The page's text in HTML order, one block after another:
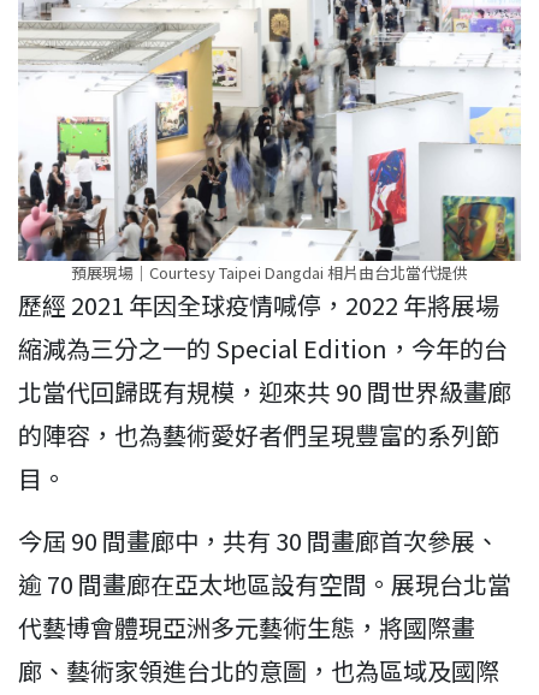
預展現場｜Courtesy Taipei Dangdai 相片由台北當代提供
歷經 2021 年因全球疫情喊停，2022 年將展場
縮減為三分之一的 Special Edition，今年的台
北當代回歸既有規模，迎來共 90 間世界級畫廊
的陣容，也為藝術愛好者們呈現豐富的系列節
目。
今屆 90 間畫廊中，共有 30 間畫廊首次參展、
逾 70 間畫廊在亞太地區設有空間。展現台北當
代藝博會體現亞洲多元藝術生態，將國際畫
廊、藝術家領進台北的意圖，也為區域及國際